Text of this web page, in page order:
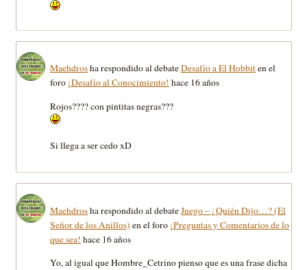
Maehdrosha respondido al debateDesafío a El Hobbiten el
foro ¡Desafío al Conocimiento! hace 16 años
Rojos???? con pintitas negras???
Si llega a ser cedo xD
Maehdrosha respondido al debateJuego – ¿Quién Dijo…? (El
Señor de los Anillos) en el foro ¡Preguntas y Comentarios de lo
que sea! hace 16 años
Yo, al igual que Hombre_Cetrino pienso que es una frase dicha